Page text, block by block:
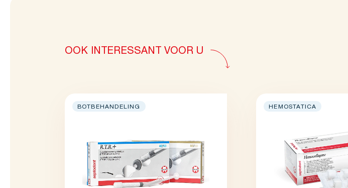
OOK INTERESSANT VOOR U
BOTBEHANDELING HEMOSTATICA